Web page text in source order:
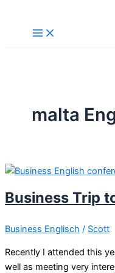
malta
Business Trip
Business Englisch / Scott
Recently I attended this
well as meeting very